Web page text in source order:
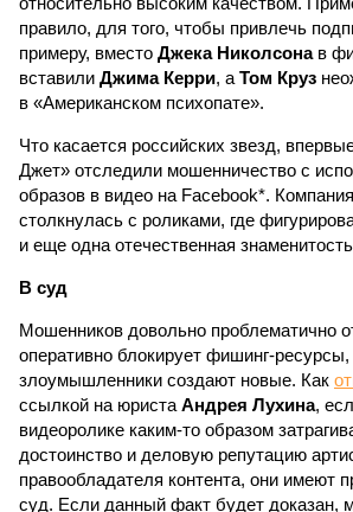
правило, для того, чтобы привлечь
примеру, вместо Джека Николсонав
вставили Джима Керри, а Том Круз
в «Американском психопате».
Что касается российских звезд,
Джет» отследили мошенничество с
образов в видео на Facebook*.
столкнулась с роликами, где
и еще одна отечественная
В суд
Мошенников довольно проблематично
оперативно блокирует фишинг-ресурсы,
злоумышленники создают новые. Как
ссылкой на юриста Андрея Лухина,
видеоролике каким-то образом
достоинство и деловую репутацию
правообладателя контента, они имеют
суд. Если данный факт будет доказан,